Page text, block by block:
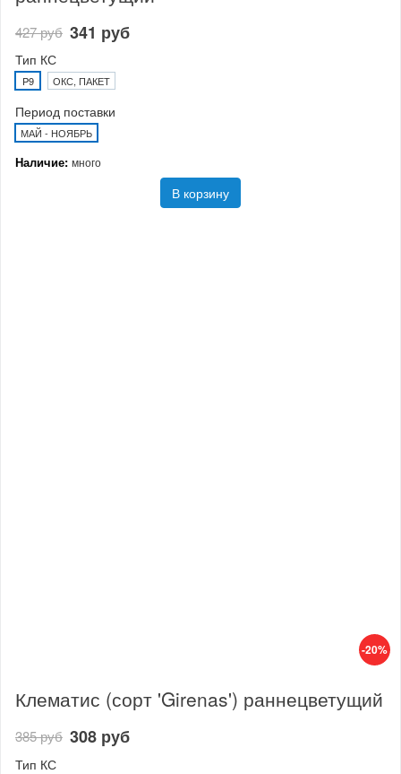
427 руб 341 руб
Тип КС
P9 ОКС, ПАКЕТ
Период поставки
МАЙ - НОЯБРЬ
Наличие: много
В корзину
-20%
Клематис (сорт 'Girenas') раннецветущий
385 руб 308 руб
Тип КС